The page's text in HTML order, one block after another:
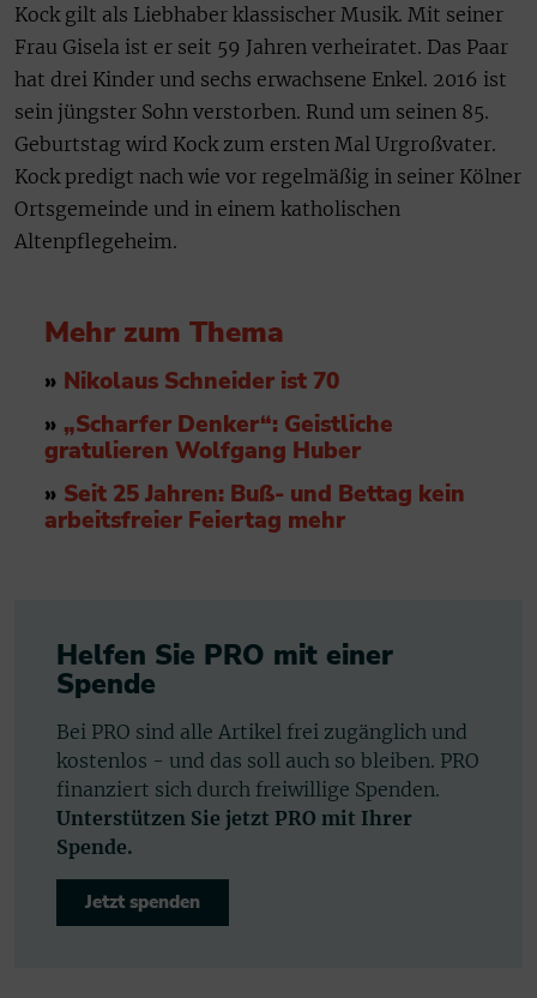
Kock gilt als Liebhaber klassischer Musik. Mit seiner
Frau Gisela ist er seit 59 Jahren verheiratet. Das Paar
hat drei Kinder und sechs erwachsene Enkel. 2016 ist
sein jüngster Sohn verstorben. Rund um seinen 85.
Geburtstag wird Kock zum ersten Mal Urgroßvater.
Kock predigt nach wie vor regelmäßig in seiner Kölner
Ortsgemeinde und in einem katholischen
Altenpflegeheim.
Mehr zum Thema
» Nikolaus Schneider ist 70
» „Scharfer Denker“: Geistliche
gratulieren Wolfgang Huber
» Seit 25 Jahren: Buß- und Bettag kein
arbeitsfreier Feiertag mehr
Helfen Sie PRO mit einer
Spende
Bei PRO sind alle Artikel frei zugänglich und
kostenlos - und das soll auch so bleiben. PRO
finanziert sich durch freiwillige Spenden.
Unterstützen Sie jetzt PRO mit Ihrer
Spende.
Jetzt spenden